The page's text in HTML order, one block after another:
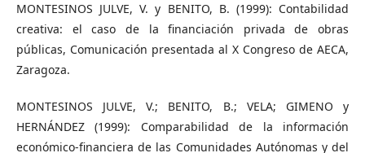
MONTESINOS JULVE, V. y BENITO, B. (1999): Contabilidad
creativa: el caso de la financiación privada de obras
públicas, Comunicación presentada al X Congreso de AECA,
Zaragoza.
MONTESINOS JULVE, V.; BENITO, B.; VELA; GIMENO y
HERNÁNDEZ (1999): Comparabilidad de la información
económico-financiera de las Comunidades Autónomas y del